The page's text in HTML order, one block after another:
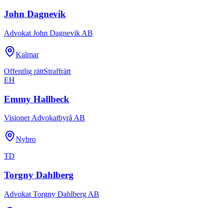
John Dagnevik
Advokat John Dagnevik AB
Kalmar
Offentlig rättStraffrätt
EH
Emmy Hallbeck
Visioner Advokatbyrå AB
Nybro
TD
Torgny Dahlberg
Advokat Torgny Dahlberg AB